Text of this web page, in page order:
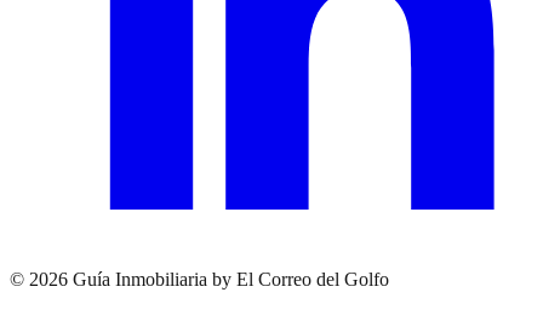
© 2026 Guía Inmobiliaria by El Correo del Golfo